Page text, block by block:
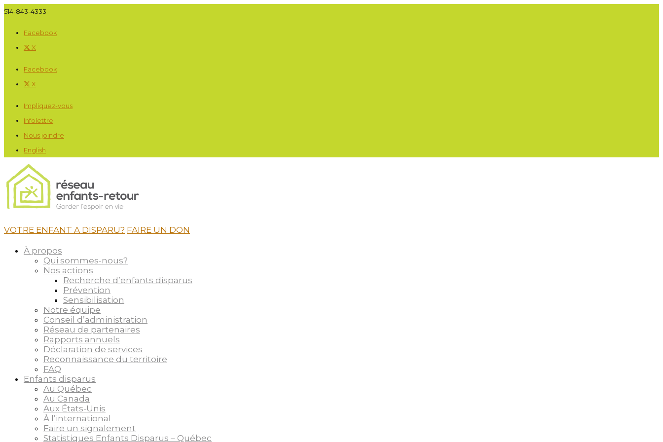
514-843-4333
Facebook
X
Facebook
X
Impliquez-vous
Infolettre
Nous joindre
English
VOTRE ENFANT A DISPARU? FAIRE UN DON
À propos
Qui sommes-nous?
Nos actions
Recherche d’enfants disparus
Prévention
Sensibilisation
Notre équipe
Conseil d’administration
Réseau de partenaires
Rapports annuels
Déclaration de services
Reconnaissance du territoire
FAQ
Enfants disparus
Au Québec
Au Canada
Aux États-Unis
À l’international
Faire un signalement
Statistiques Enfants Disparus – Québec